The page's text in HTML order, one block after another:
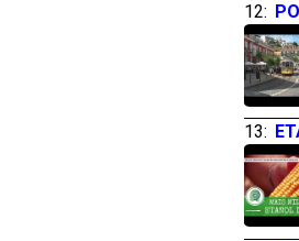
12:
13: